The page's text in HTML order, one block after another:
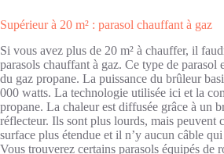
Supérieur à 20 m² : parasol chauffant à gaz
Si vous avez plus de 20 m² à chauffer, il
parasols chauffant à gaz. Ce type de parasol
du gaz propane. La puissance du brûleur
000 watts. La technologie utilisée ici et la
propane. La chaleur est diffusée grâce à un
réflecteur. Ils sont plus lourds, mais peuvent
surface plus étendue et il n’y aucun câble qui
Vous trouverez certains parasols équipés de